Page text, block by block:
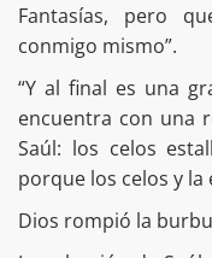
Fantasías, pero
conmigo mismo”.
“Y al final es una
encuentra con una
Saúl: los celos
porque los celos y la
Dios rompió la